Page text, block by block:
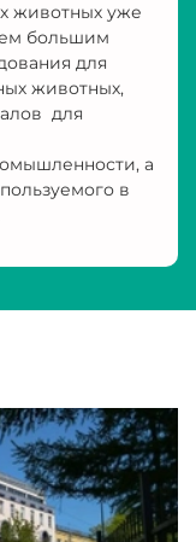
животных уже
большим
для
животных,
для
а
в